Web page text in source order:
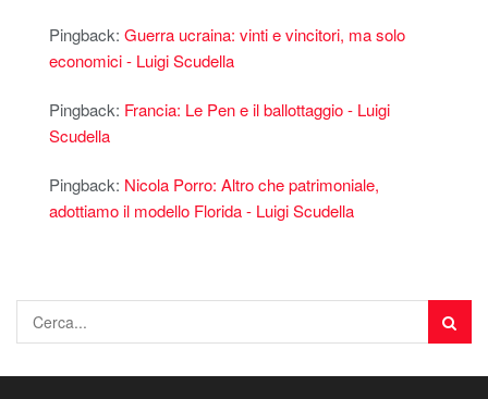
Pingback: Guerra ucraina: vinti e vincitori, ma solo
economici - Luigi Scudella
Pingback: Francia: Le Pen e il ballottaggio - Luigi
Scudella
Pingback: Nicola Porro: Altro che patrimoniale,
adottiamo il modello Florida - Luigi Scudella